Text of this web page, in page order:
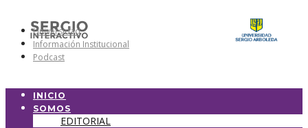
Universidad
Información Institucional
Podcast
INICIO
SOMOS
EDITORIAL